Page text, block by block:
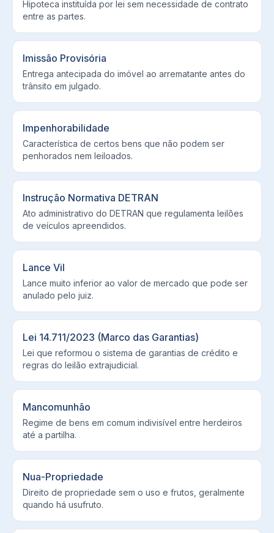
Hipoteca instituída por lei sem necessidade de contrato
entre as partes.
Imissão Provisória
Entrega antecipada do imóvel ao arrematante antes do
trânsito em julgado.
Impenhorabilidade
Característica de certos bens que não podem ser
penhorados nem leiloados.
Instrução Normativa DETRAN
Ato administrativo do DETRAN que regulamenta leilões
de veículos apreendidos.
Lance Vil
Lance muito inferior ao valor de mercado que pode ser
anulado pelo juiz.
Lei 14.711/2023 (Marco das Garantias)
Lei que reformou o sistema de garantias de crédito e
regras do leilão extrajudicial.
Mancomunhão
Regime de bens em comum indivisível entre herdeiros
até a partilha.
Nua-Propriedade
Direito de propriedade sem o uso e frutos, geralmente
quando há usufruto.